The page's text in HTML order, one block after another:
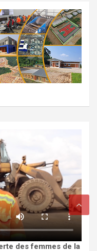
des femmes de la